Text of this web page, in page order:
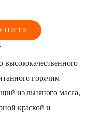
высококачественного
горячим
из льняного масла,
краской и